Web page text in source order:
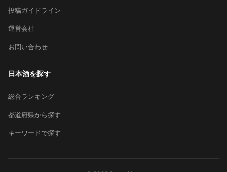
投稿ガイドライン
運営会社
お問い合わせ
日本酒を探す
総合ランキング
都道府県から探す
キーワードで探す